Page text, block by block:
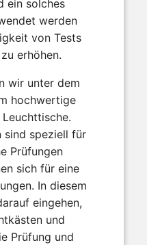
ein solches
werden
von Tests
erhöhen.
wir unter dem
hochwertige
sind speziell für
Prüfungen
sich für eine
In diesem
eingehen,
und
Prüfung und